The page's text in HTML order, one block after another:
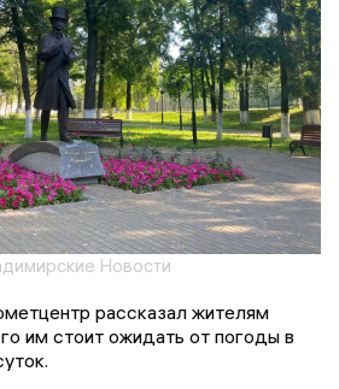
Новости
рассказал жителям
им стоит ожидать от погоды в